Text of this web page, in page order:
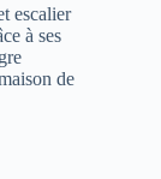
escalier
à ses
de